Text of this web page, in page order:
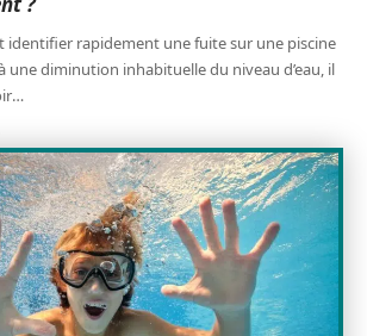
identifier rapidement une fuite sur une piscine
une diminution inhabituelle du niveau d’eau, il
…